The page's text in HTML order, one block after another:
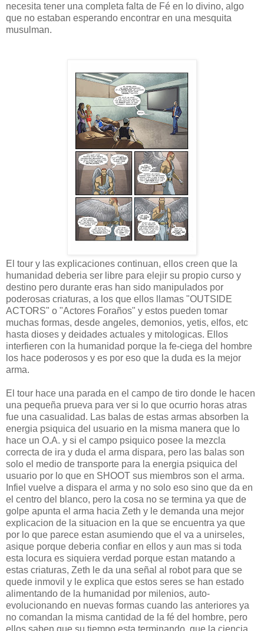
necesita tener una completa falta de Fé en lo divino, algo
que no estaban esperando encontrar en una mesquita
musulman.
El tour y las explicaciones continuan, ellos creen que la
humanidad deberia ser libre para elejir su propio curso y
destino pero durante eras han sido manipulados por
poderosas criaturas, a los que ellos llamas "OUTSIDE
ACTORS" o "Actores Foraños" y estos pueden tomar
muchas formas, desde angeles, demonios, yetis, elfos, etc
hasta dioses y deidades actuales y mitologicas. Ellos
interfieren con la humanidad porque la fe-ciega del hombre
los hace poderosos y es por eso que la duda es la mejor
arma.
El tour hace una parada en el campo de tiro donde le hacen
una pequeña prueva para ver si lo que ocurrio horas atras
fue una casualidad. Las balas de estas armas absorben la
energia psiquica del usuario en la misma manera que lo
hace un O.A. y si el campo psiquico posee la mezcla
correcta de ira y duda el arma dispara, pero las balas son
solo el medio de transporte para la energia psiquica del
usuario por lo que en SHOOT sus miembros son el arma.
Infiel vuelve a dispara el arma y no solo eso sino que da en
el centro del blanco, pero la cosa no se termina ya que de
golpe apunta el arma hacia Zeth y le demanda una mejor
explicacion de la situacion en la que se encuentra ya que
por lo que parece estan asumiendo que el va a unirseles,
asique porque deberia confiar en ellos y aun mas si toda
esta locura es siquiera verdad porque estan matando a
estas criaturas, Zeth le da una señal al robot para que se
quede inmovil y le explica que estos seres se han estado
alimentando de la humanidad por milenios, auto-
evolucionando en nuevas formas cuando las anteriores ya
no comandan la misma cantidad de la fé del hombre, pero
ellos saben que su tiempo esta terminando, que la ciencia